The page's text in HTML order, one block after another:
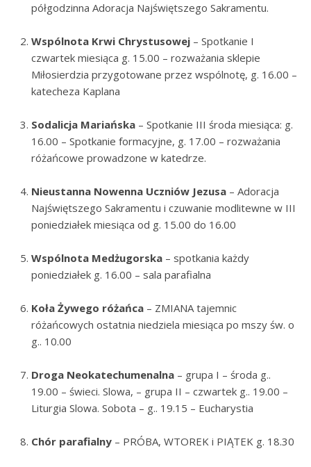
półgodzinna Adoracja Najświętszego Sakramentu.
Wspólnota Krwi Chrystusowej – Spotkanie I
czwartek miesiąca g. 15.00 – rozważania sklepie
Miłosierdzia przygotowane przez wspólnotę, g. 16.00 –
katecheza Kaplana
Sodalicja Mariańska – Spotkanie III środa miesiąca: g.
16.00 – Spotkanie formacyjne, g. 17.00 – rozważania
różańcowe prowadzone w katedrze.
Nieustanna Nowenna Uczniów Jezusa – Adoracja
Najświętszego Sakramentu i czuwanie modlitewne w III
poniedziałek miesiąca od g. 15.00 do 16.00
Wspólnota Medżugorska – spotkania każdy
poniedziałek g. 16.00 – sala parafialna
Koła Żywego różańca – ZMIANA tajemnic
różańcowych ostatnia niedziela miesiąca po mszy św. o
g.. 10.00
Droga Neokatechumenalna – grupa I – środa g..
19.00 – świeci. Slowa, – grupa II – czwartek g.. 19.00 –
Liturgia Slowa. Sobota – g.. 19.15 – Eucharystia
Chór parafialny – PRÓBA, WTOREK i PIĄTEK g. 18.30